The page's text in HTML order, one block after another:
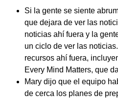
Si la gente se siente
que dejara de ver las
noticias ahí fuera y la
un ciclo de ver las
recursos ahí fuera,
Every Mind Matters, que
Mary dijo que el equipo
de cerca los planes de